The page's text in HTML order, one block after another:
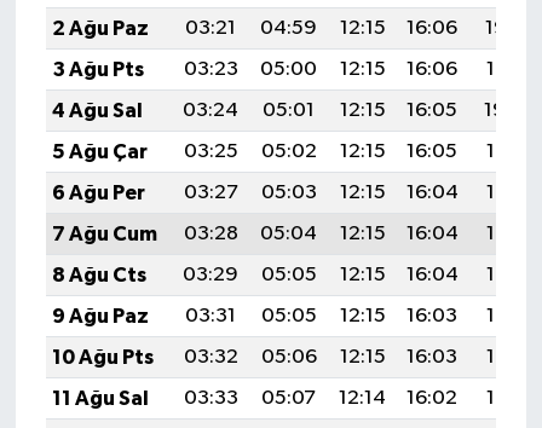
2 Ağu Paz
03:21 04:59 12:15 16:06
19:22
3 Ağu Pts
03:23 05:00 12:15 16:06
19:21
4 Ağu Sal
03:24 05:01 12:15 16:05
19:20
5 Ağu Çar
03:25 05:02 12:15 16:05
19:18
6 Ağu Per
03:27 05:03 12:15 16:04
19:17
7 Ağu Cum
03:28 05:04 12:15 16:04
19:16
8 Ağu Cts
03:29 05:05 12:15 16:04
19:15
9 Ağu Paz
03:31 05:05 12:15 16:03
19:14
10 Ağu Pts
03:32 05:06 12:15 16:03
19:13
11 Ağu Sal
03:33 05:07 12:14 16:02
19:12